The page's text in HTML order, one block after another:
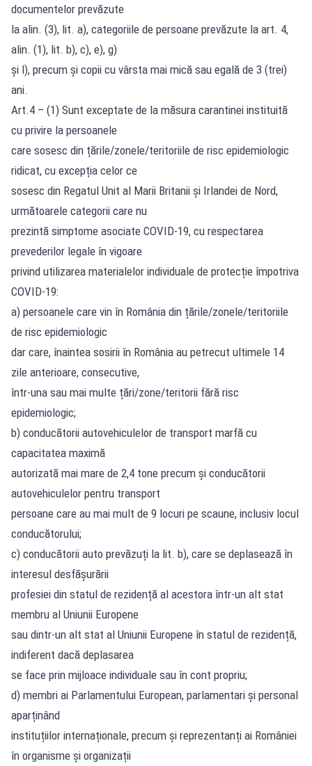
documentelor prevăzute
la alin. (3), lit. a), categoriile de persoane prevăzute la art. 4,
alin. (1), lit. b), c), e), g)
și l), precum și copii cu vârsta mai mică sau egală de 3 (trei)
ani.
Art.4 – (1) Sunt exceptate de la măsura carantinei instituită
cu privire la persoanele
care sosesc din țările/zonele/teritoriile de risc epidemiologic
ridicat, cu excepția celor ce
sosesc din Regatul Unit al Marii Britanii și Irlandei de Nord,
următoarele categorii care nu
prezintă simptome asociate COVID-19, cu respectarea
prevederilor legale în vigoare
privind utilizarea materialelor individuale de protecție împotriva
COVID-19:
a) persoanele care vin în România din țările/zonele/teritoriile
de risc epidemiologic
dar care, înaintea sosirii în România au petrecut ultimele 14
zile anterioare, consecutive,
într-una sau mai multe țări/zone/teritorii fără risc
epidemiologic;
b) conducătorii autovehiculelor de transport marfă cu
capacitatea maximă
autorizată mai mare de 2,4 tone precum și conducătorii
autovehiculelor pentru transport
persoane care au mai mult de 9 locuri pe scaune, inclusiv locul
conducătorului;
c) conducătorii auto prevăzuți la lit. b), care se deplasează în
interesul desfășurării
profesiei din statul de rezidență al acestora într-un alt stat
membru al Uniunii Europene
sau dintr-un alt stat al Uniunii Europene în statul de rezidență,
indiferent dacă deplasarea
se face prin mijloace individuale sau în cont propriu;
d) membri ai Parlamentului European, parlamentari şi personal
aparținând
instituțiilor internaționale, precum și reprezentanți ai României
în organisme și organizații